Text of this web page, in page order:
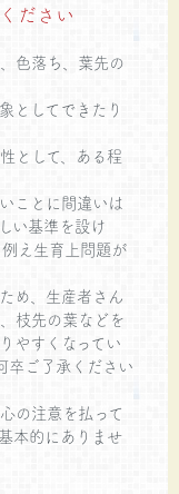
ださい
色落ち、葉先の
としてできたり
として、ある程
ことに間違いは
い基準を設け
え生育上問題が
め、生産者さん
枝先の葉などを
やすくなってい
卒ご了承ください
の注意を払って
本的にありませ